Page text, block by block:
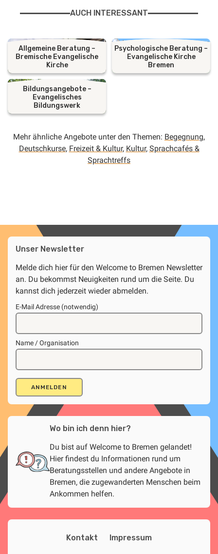
AUCH INTERESSANT
Allgemeine Beratung –
Bremische Evangelische
Kirche
Psychologische Beratung –
Evangelische Kirche
Bremen
Bildungsangebote –
Evangelisches
Bildungswerk
Mehr ähnliche Angebote unter den Themen: Begegnung,
Deutschkurse, Freizeit & Kultur, Kultur, Sprachcafés &
Sprachtreffs
Unser Newsletter
Melde dich hier für den Welcome to Bremen Newsletter
an. Du bekommst Neuigkeiten rund um die Seite. Du
kannst dich jederzeit wieder abmelden.
E-Mail Adresse (notwendig)
Name / Organisation
Wo bin ich denn hier?
Du bist auf Welcome to Bremen gelandet!
Hier findest du Informationen rund um
Beratungsstellen und andere Angebote in
Bremen, die zugewanderten Menschen beim
Ankommen helfen.
Kontakt Impressum